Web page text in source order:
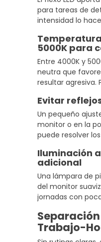
para tareas de
intensidad lo
trabajar en un
la tarde.
5000K para
Entre 4000K y
neutra que
resultar agresiva.
por encima de
tensión ocular.
Evitar
Un pequeño
monitor o en la
puede resolver
solo revisar la
tienes.
Iluminación
adicional
Una lámpara de
del monitor
jornadas con
con él ni crear
Trabajo-